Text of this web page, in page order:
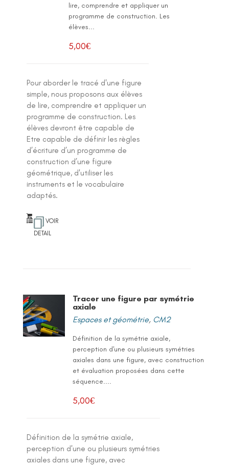
lire, comprendre et appliquer un
programme de construction. Les
élèves...
5,00€
Pour aborder le tracé d'une figure
simple, nous proposons aux élèves
de lire, comprendre et appliquer un
programme de construction. Les
élèves devront être capable de
Etre capable de définir les règles
d’écriture d’un programme de
construction d’une figure
géométrique, d'utiliser les
instruments et le vocabulaire
adaptés.
VOIR
DETAIL
Tracer une figure par symétrie
axiale
Espaces et géométrie, CM2
Définition de la symétrie axiale,
perception d'une ou plusieurs symétries
axiales dans une figure, avec construction
et évaluation proposées dans cette
séquence....
5,00€
Définition de la symétrie axiale,
perception d'une ou plusieurs symétries
axiales dans une figure, avec